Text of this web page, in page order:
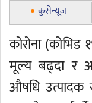
कुसेन्यूज
कोरोना (कोभिड
मूल्य बढ्दा र
औषधि